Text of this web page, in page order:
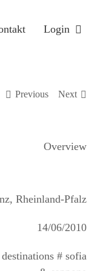
Login
Previous Next
Overview
Rheinland-Pfalz
14/06/2010
# sofia